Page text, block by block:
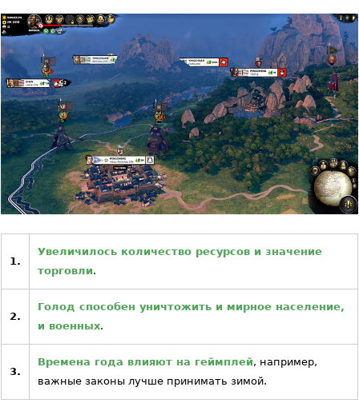
1.
Увеличилось количество ресурсов и значение
торговли.
2.
Голод способен уничтожить и мирное население,
и военных.
3.
Времена года влияют на геймплей, например,
важные законы лучше принимать зимой.